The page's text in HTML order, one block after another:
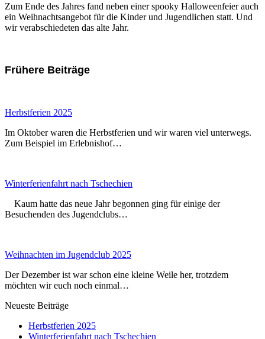
Zum Ende des Jahres fand neben einer spooky Halloweenfeier auch
ein Weihnachtsangebot für die Kinder und Jugendlichen statt. Und
wir verabschiedeten das alte Jahr.
Frühere Beiträge
Herbstferien 2025
Im Oktober waren die Herbstferien und wir waren viel unterwegs.
Zum Beispiel im Erlebnishof…
Winterferienfahrt nach Tschechien
Kaum hatte das neue Jahr begonnen ging für einige der
Besuchenden des Jugendclubs…
Weihnachten im Jugendclub 2025
Der Dezember ist war schon eine kleine Weile her, trotzdem
möchten wir euch noch einmal…
Neueste Beiträge
Herbstferien 2025
Winterferienfahrt nach Tschechien